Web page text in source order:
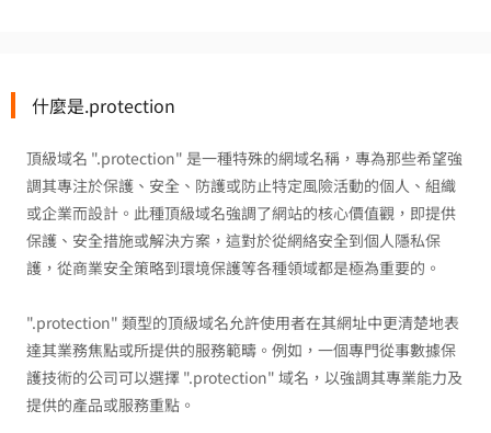
什麼是.protection
頂級域名 ".protection" 是一種特殊的網域名稱，專為那些希望強
調其專注於保護、安全、防護或防止特定風險活動的個人、組織
或企業而設計。此種頂級域名強調了網站的核心價值觀，即提供
保護、安全措施或解決方案，這對於從網絡安全到個人隱私保
護，從商業安全策略到環境保護等各種領域都是極為重要的。
".protection" 類型的頂級域名允許使用者在其網址中更清楚地表
達其業務焦點或所提供的服務範疇。例如，一個專門從事數據保
護技術的公司可以選擇 ".protection" 域名，以強調其專業能力及
提供的產品或服務重點。